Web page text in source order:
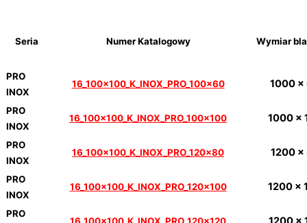
Seria Numer Katalogowy Wymiar
PRO
INOX
16_100x100_K_INOX_PRO_100x60 1000 x
PRO
INOX
16_100x100_K_INOX_PRO_100x100 1000 x
PRO
INOX
16_100x100_K_INOX_PRO_120x80 1200 x
PRO
INOX
16_100x100_K_INOX_PRO_120x100 1200 x
PRO